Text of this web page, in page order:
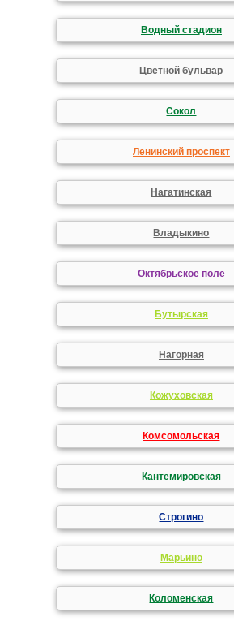
Водный стадион
Цветной бульвар
Сокол
Ленинский проспект
Нагатинская
Владыкино
Октябрьское поле
Бутырская
Нагорная
Кожуховская
Комсомольская
Кантемировская
Строгино
Марьино
Коломенская